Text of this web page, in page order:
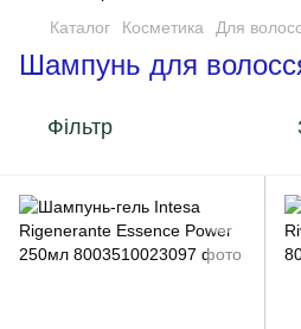
Каталог Косметика Для
Шампунь для
Фільтр